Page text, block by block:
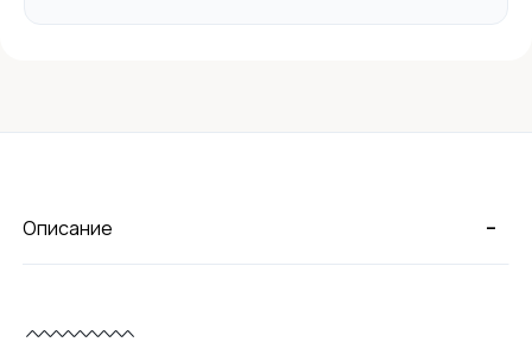
-
Описание